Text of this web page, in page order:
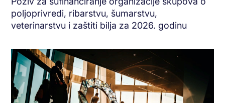
poljoprivredi, ribarstvu, šumarstvu,
veterinarstvu i zaštiti bilja za 2026. godinu